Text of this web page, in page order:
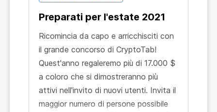
Preparati per l'estate 2021
Ricomincia da capo e arricchisciti con
il grande concorso di CryptoTab!
Quest'anno regaleremo più di 17.000 $
a coloro che si dimostreranno più
attivi nell'invito di nuovi utenti. Invita il
maggior numero di persone possibile